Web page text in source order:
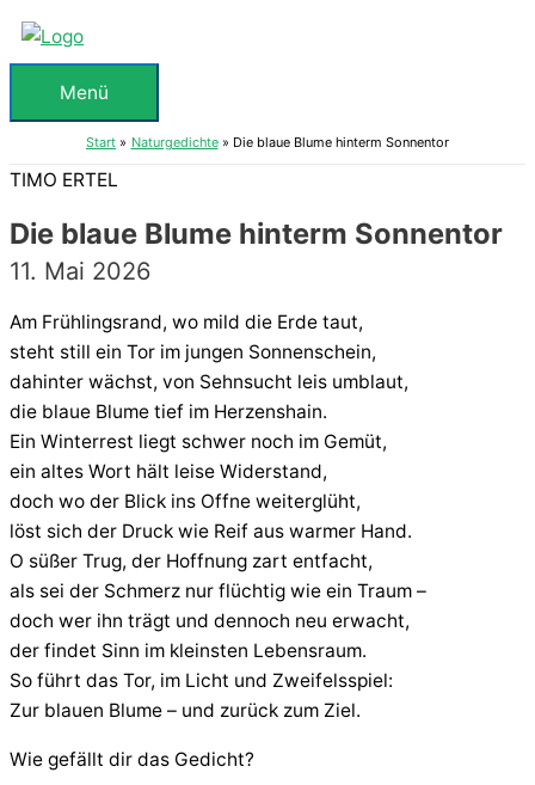
Zum
Inhalt
springenMenü
Menü
Start Naturgedichte Die blaue Blume hinterm Sonnentor
TIMO ERTEL
Die blaue Blume hinterm Sonnentor
11. Mai 2026
Am Frühlingsrand, wo mild die Erde taut,
steht still ein Tor im jungen Sonnenschein,
dahinter wächst, von Sehnsucht leis umblaut,
die blaue Blume tief im Herzenshain.
Ein Winterrest liegt schwer noch im Gemüt,
ein altes Wort hält leise Widerstand,
doch wo der Blick ins Offne weiterglüht,
löst sich der Druck wie Reif aus warmer Hand.
O süßer Trug, der Hoffnung zart entfacht,
als sei der Schmerz nur flüchtig wie ein Traum –
doch wer ihn trägt und dennoch neu erwacht,
der findet Sinn im kleinsten Lebensraum.
So führt das Tor, im Licht und Zweifelsspiel:
Zur blauen Blume – und zurück zum Ziel.
Wie gefällt dir das Gedicht?